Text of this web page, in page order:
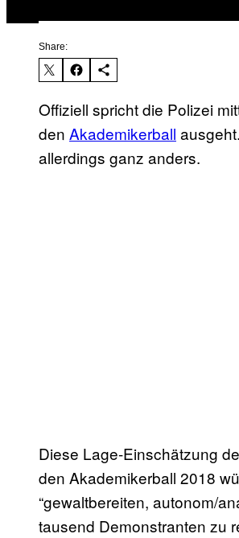
Share:
Offiziell spricht die Polizei
den Akademikerball
allerdings ganz anders.
Diese Lage-Einschätzung
den Akademikerball 2018
“gewaltbereiten, autonom/
tausend Demonstranten zu